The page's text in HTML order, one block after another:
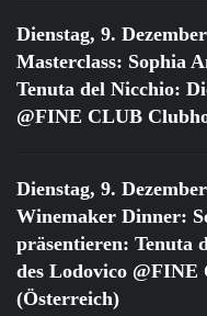
Dienstag, 9.
Masterclass: Sophia
Tenuta del Nicchio:
@FINE CLUB
Dienstag, 9.
Winemaker Dinner:
präsentieren: Tenuta
des Lodovico @FINE
(Österreich)